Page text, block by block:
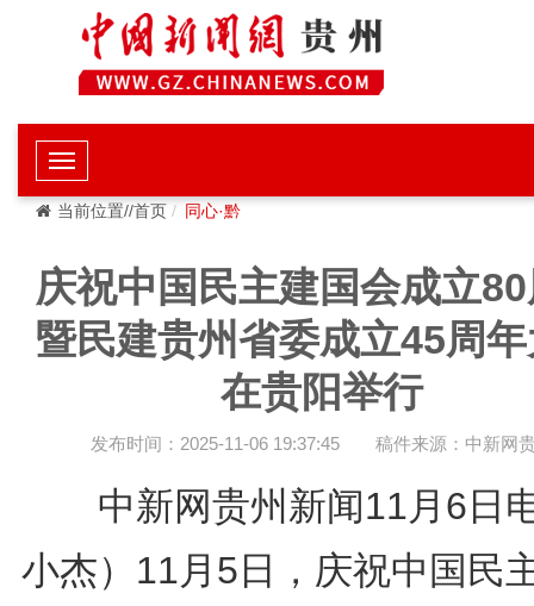
当前位置//首页 同心·黔
庆祝中国民主建国会成立
暨民建贵州省委成立45周
在贵阳举行
发布时间：2025-11-06 19:37:45 稿件来源：中新网
中新网贵州新闻11月6日
小杰）11月5日，庆祝中国民